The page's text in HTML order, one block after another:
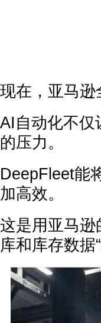
现在，亚马
AI自动化不仅
的压力。
DeepFleet能
加高效。
这是用亚马
库和库存数据